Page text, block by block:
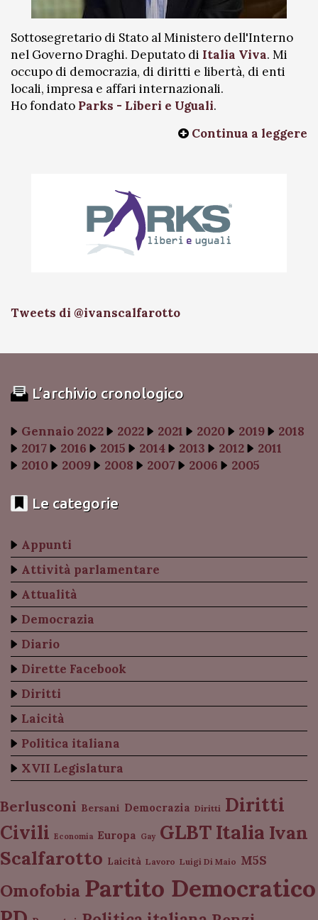
Sottosegretario di Stato al Ministero dell'Interno
nel Governo Draghi. Deputato di Italia Viva. Mi
occupo di democrazia, di diritti e libertà, di enti
locali, impresa e affari internazionali.
Ho fondato Parks - Liberi e Uguali.
Continua a leggere
Tweets di @ivanscalfarotto
L’archivio cronologico
Gennaio 2022 2022 2021 2020 2019
2018
2017
2016 2015 2014 2013 2012
2011
2010
2009 2008 2007 2006 2005
Le categorie
Appunti
Attività parlamentare
Attualità
Democrazia
Diario
Dirette Facebook
Diritti
Laicità
Politica italiana
XVII Legislatura
Berlusconi Bersani Democrazia Diritti Diritti
Civili Economia Europa Gay GLBT Italia Ivan
Scalfarotto Laicità Lavoro Luigi Di Maio M5S
Omofobia Partito Democratico